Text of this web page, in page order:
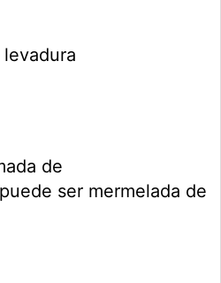
de
ser mermelada de